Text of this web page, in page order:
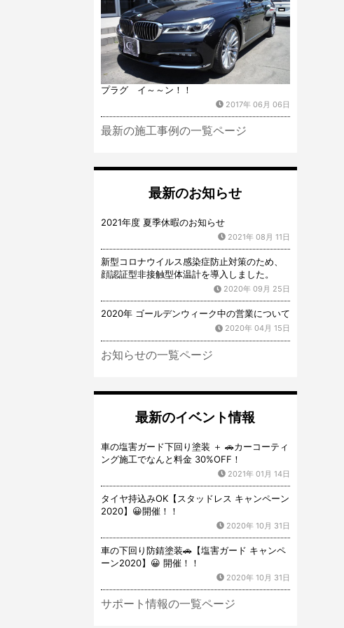
プラグ イ～～ン！！
2017年 06月 06日
最新の施工事例の一覧ページ
最新のお知らせ
2021年度 夏季休暇のお知らせ
2021年 08月 11日
新型コロナウイルス感染症防止対策のため、
顔認証型非接触型体温計を導入しました。
2020年 09月 25日
2020年 ゴールデンウィーク中の営業について
2020年 04月 15日
お知らせの一覧ページ
最新のイベント情報
車の塩害ガード下回り塗装 ＋ 🚗カーコーティ
ング施工でなんと料金 30%OFF！
2021年 01月 14日
タイヤ持込みOK【スタッドレス キャンペーン
2020】😀開催！！
2020年 10月 31日
車の下回り防錆塗装🚗【塩害ガード キャンペ
ーン2020】😀 開催！！
2020年 10月 31日
サポート情報の一覧ページ